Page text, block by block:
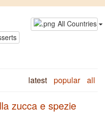
All Countries
latest popular all
zucca e spezie